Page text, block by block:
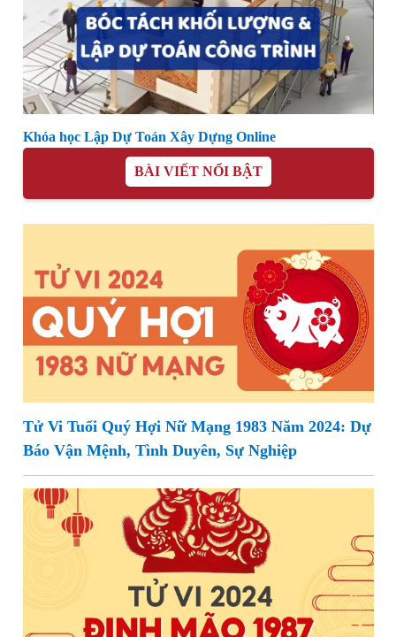
Khóa học Lập Dự Toán Xây Dựng Online
BÀI VIẾT NỔI BẬT
Tử Vi Tuổi Quý Hợi Nữ Mạng 1983 Năm 2024: Dự
Báo Vận Mệnh, Tình Duyên, Sự Nghiệp